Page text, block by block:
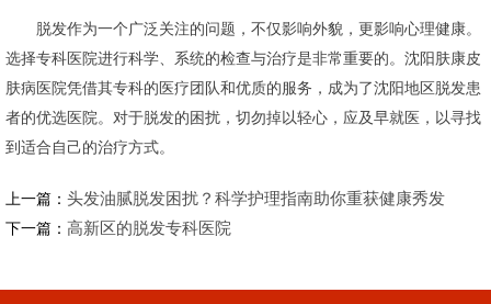
脱发作为一个广泛关注的问题，不仅影响外貌，更影响心理健康。
选择专科医院进行科学、系统的检查与治疗是非常重要的。沈阳肤康皮
肤病医院凭借其专科的医疗团队和优质的服务，成为了沈阳地区脱发患
者的优选医院。对于脱发的困扰，切勿掉以轻心，应及早就医，以寻找
到适合自己的治疗方式。
上一篇：头发油腻脱发困扰？科学护理指南助你重获健康秀发
下一篇： 高新区的脱发专科医院